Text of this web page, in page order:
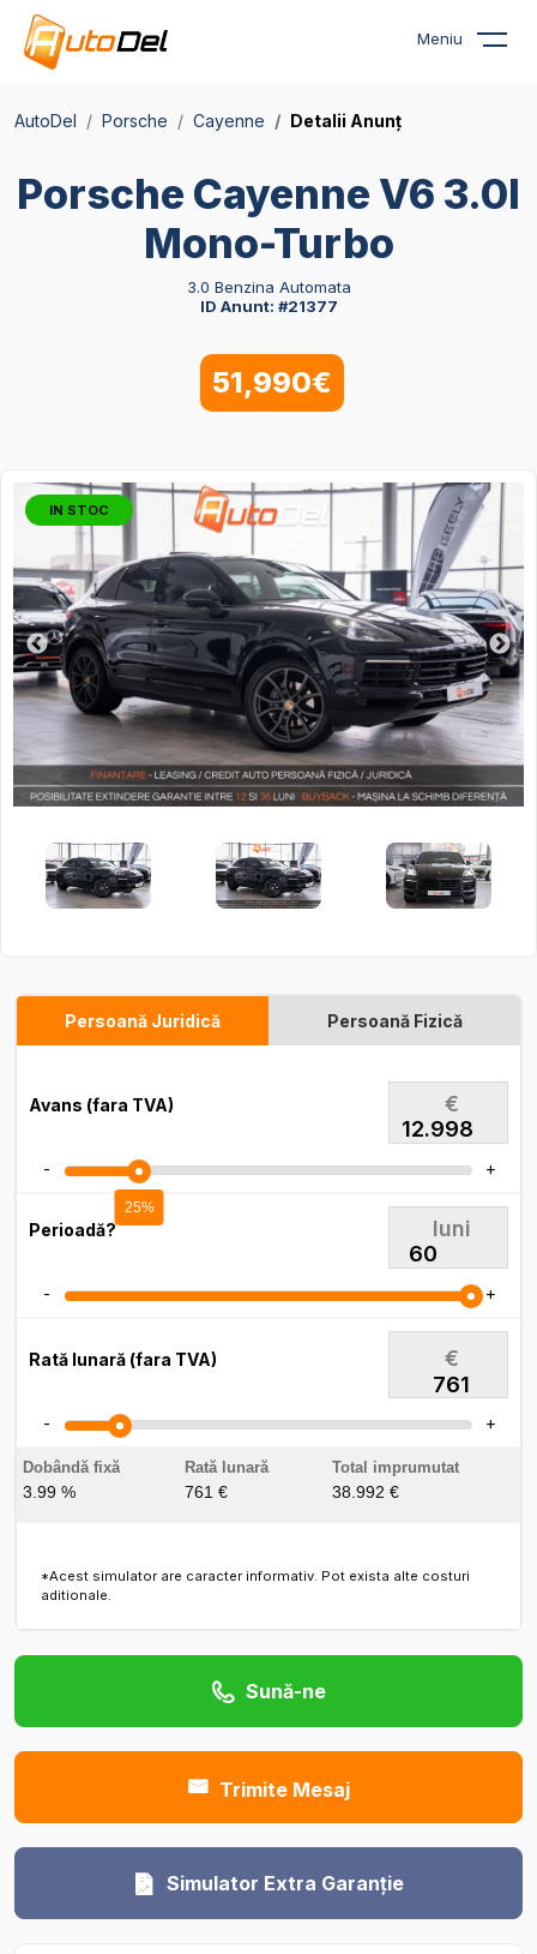
Meniu
AutoDel Porsche Cayenne Detalii Anunț
Porsche Cayenne V6 3.0l
Mono-Turbo
3.0 Benzina Automata
ID Anunt: #21377
51,990€
IN STOC
Persoană Juridică Persoană Fizică
Avans (fara TVA) €
-
25%
+
Perioadă? luni
- +
Rată lunară (fara TVA)
€
761
- +
Dobândă fixă
3.99 %
Rată lunară
761 €
Total imprumutat
38.992 €
*Acest simulator are caracter informativ. Pot exista alte costuri
aditionale.
Sună-ne
Trimite Mesaj
Simulator Extra Garanție